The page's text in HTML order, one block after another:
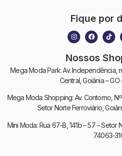
Fique por
Nossos
Mega Moda Park: Av. Independência,
Central, Goiânia –
Mega Moda Shopping: Av. Contorno,
Setor Norte Ferroviário,
Mini Moda: Rua 67-B, 141b – 57 – Setor
74063-